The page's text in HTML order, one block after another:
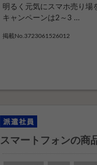
明るく元気にスマホ売り場
キャンペーンは2～3 ...
掲載No.3723061526012
スマートフォンの商